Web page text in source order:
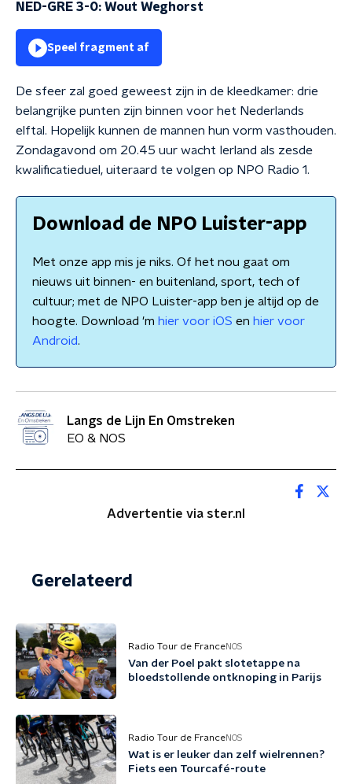
NED-GRE 3-0: Wout Weghorst
Speel fragment af
De sfeer zal goed geweest zijn in de kleedkamer: drie
belangrijke punten zijn binnen voor het Nederlands
elftal. Hopelijk kunnen de mannen hun vorm vasthouden.
Zondagavond om 20.45 uur wacht Ierland als zesde
kwalificatieduel, uiteraard te volgen op NPO Radio 1.
Download de NPO Luister-app
Met onze app mis je niks. Of het nou gaat om
nieuws uit binnen- en buitenland, sport, tech of
cultuur; met de NPO Luister-app ben je altijd op de
hoogte. Download 'm hier voor iOS en hier voor
Android.
Langs de Lijn En Omstreken
EO & NOS
Advertentie via ster.nl
Gerelateerd
Radio Tour de FranceNOS
Van der Poel pakt slotetappe na
bloedstollende ontknoping in Parijs
Radio Tour de FranceNOS
Wat is er leuker dan zelf wielrennen?
Fiets een Tourcafé-route